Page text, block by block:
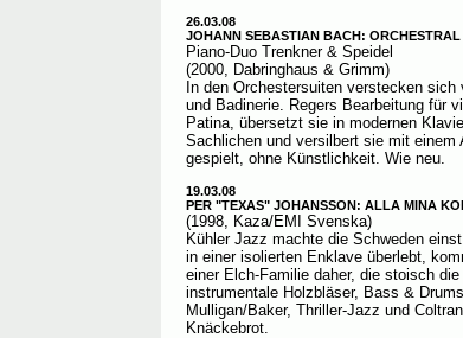
26.03.08
JOHANN SEBASTIAN BACH: ORCHESTRAL
Piano-Duo Trenkner & Speidel
(2000, Dabringhaus & Grimm)
In den Orchestersuiten verstecken
und Badinerie. Regers Bearbeitung für
Patina, übersetzt sie in modernen
Sachlichen und versilbert sie mit einem
gespielt, ohne Künstlichkeit. Wie neu.
19.03.08
PER "TEXAS" JOHANSSON: ALLA MINA
(1998, Kaza/EMI Svenska)
Kühler Jazz machte die Schweden
in einer isolierten Enklave überlebt,
einer Elch-Familie daher, die stoisch
instrumentale Holzbläser, Bass &
Mulligan/Baker, Thriller-Jazz und
Knäckebrot.